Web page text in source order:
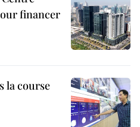
financer
la course